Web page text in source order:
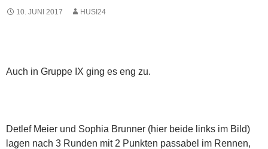
10. JUNI 2017 HUSI24
Auch in Gruppe IX ging es eng zu.
Detlef Meier und Sophia Brunner (hier beide links im Bild)
lagen nach 3 Runden mit 2 Punkten passabel im Rennen,